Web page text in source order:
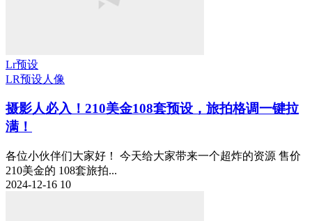
Lr预设
LR预设人像
摄影人必入！210美金108套预设，旅拍格调一键拉
满！
​各位小伙伴们大家好！ 今天给大家带来一个超炸的资源 售价
210美金的 108套旅拍...
2024-12-16 10